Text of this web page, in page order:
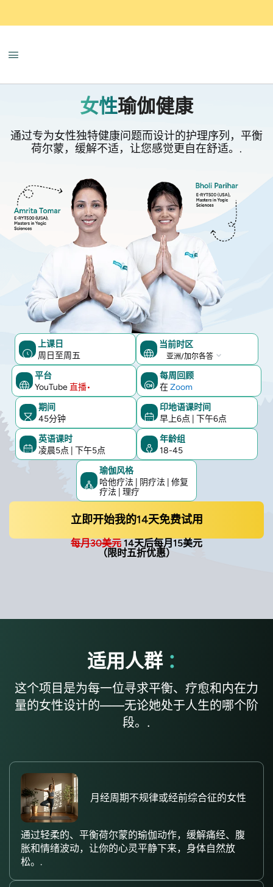
女性瑜伽健康
通过专为女性独特健康问题而设计的护理序列，平衡
荷尔蒙，缓解不适，让您感觉更自在舒适。.
上课日
周日至周五
当前时区
当
前
时
区
平台
YouTube 直播•
每周回顾
在Zoom
期间
45分钟
印地语课时间
早上6点
下午6点
英语课时
凌晨5点 |下午5点
年龄组
18-45
瑜伽风格
哈他疗法 | 阴疗法 | 修复
疗法 | 理疗
立即开始我的14天免费试用
每月30美元 14天后每月15美元
（限时五折优惠）
适用人群 ：
这个项目是为每一位寻求平衡、疗愈和内在力
量的女性设计的——无论她处于人生的哪个阶
段。.
月经周期不规律或经前综合征的女性
通过轻柔的、平衡荷尔蒙的瑜伽动作，缓解痛经、腹
胀和情绪波动，让你的心灵平静下来，身体自然放
松。.